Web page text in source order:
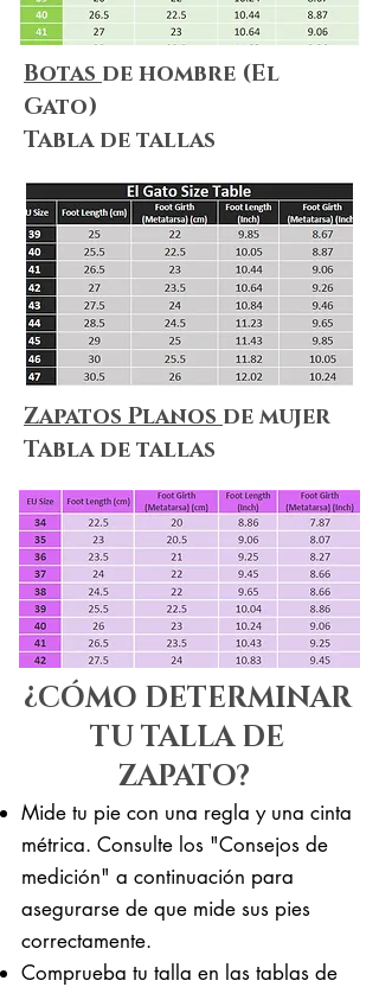
Botas de hombre (El
Gato)
Tabla de tallas
Zapatos Planos de mujer
Tabla de tallas
¿CÓMO DETERMINAR
TU TALLA DE
ZAPATO?
Mide tu pie con una regla y una cinta
métrica. Consulte los "Consejos de
medición" a continuación para
asegurarse de que mide sus pies
correctamente. ​​
Comprueba tu talla en las tablas de